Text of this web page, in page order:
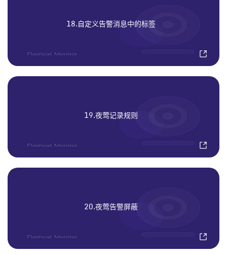
18.自定义告警消息中的标签
19.夜莺记录规则
20.夜莺告警屏蔽